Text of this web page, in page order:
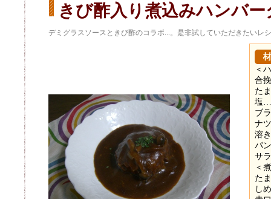
きび酢入り煮込みハンバー
デミグラスソースときび酢のコラボ...。是非試していただきたいレ
＜
合
た
塩…
ブ
ナ
溶
パ
サ
＜
た
し